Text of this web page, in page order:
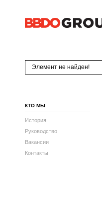
Элемент не найден!
КТО МЫ
История
Руководство
Вакансии
Контакты